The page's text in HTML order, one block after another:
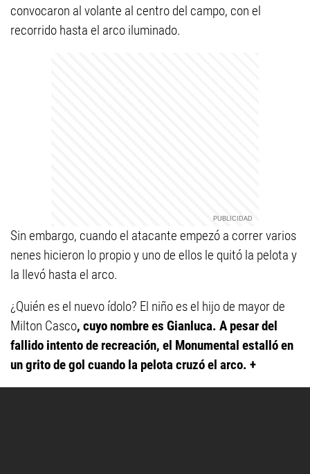
convocaron al volante al centro del campo, con el
recorrido hasta el arco iluminado.
Sin embargo, cuando el atacante empezó a correr varios
nenes hicieron lo propio y uno de ellos le quitó la pelota y
la llevó hasta el arco.
¿Quién es el nuevo ídolo? El niño es el hijo de mayor de
Milton Casco, cuyo nombre es Gianluca. A pesar del
fallido intento de recreación, el Monumental estalló en
un grito de gol cuando la pelota cruzó el arco. +